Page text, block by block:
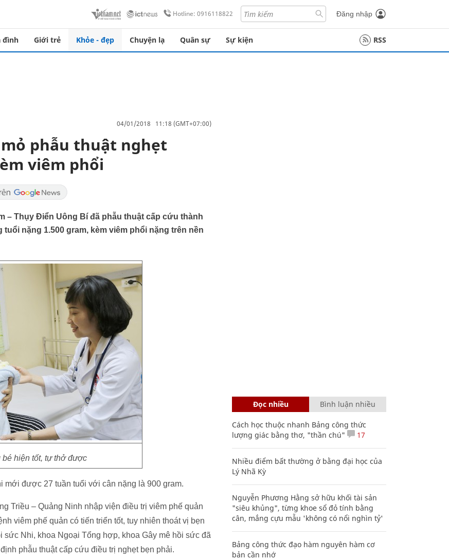
Hotline: 0916118822 Đăng nhập
đình Giới trẻ Khỏe - đẹp Chuyện lạ Quân sự Sự kiện RSS
04/01/2018 11:18 (GMT+07:00)
phẫu thuật nghẹt
viêm phổi
– Thụy Điển Uông Bí đã phẫu thuật cấp cứu thành
nặng 1.500 gram, kèm viêm phổi nặng trên nền
hiện tốt, tự thở được
được 27 tuần tuổi với cân nặng là 900 gram.
Triều – Quảng Ninh nhập viện điều trị viêm phế quản
viêm phế quản có tiến triển tốt, tuy nhiên thoát vị bẹn
Nhi, khoa Ngoại Tổng hợp, khoa Gây mê hồi sức đã
phẫu thuật cấp cứu điều trị nghẹt bẹn phải.
Đọc nhiều Bình luận nhiều
Cách học thuộc nhanh Bảng công thức
lượng giác bằng thơ, "thần chú"
17
Nhiều điểm bất thường ở bằng đại học của
Lý Nhã Kỳ
Nguyễn Phương Hằng sở hữu khối tài sản
"siêu khủng", từng khoe sổ đỏ tính bằng
cân, mắng cựu mẫu 'không có nổi nghìn tỷ'
Bảng công thức đạo hàm nguyên hàm cơ
bản cần nhớ